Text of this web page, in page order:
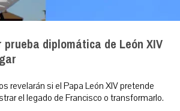
diplomática de León XIV
revelarán si el Papa León XIV pretende
el legado de Francisco o transformarlo.